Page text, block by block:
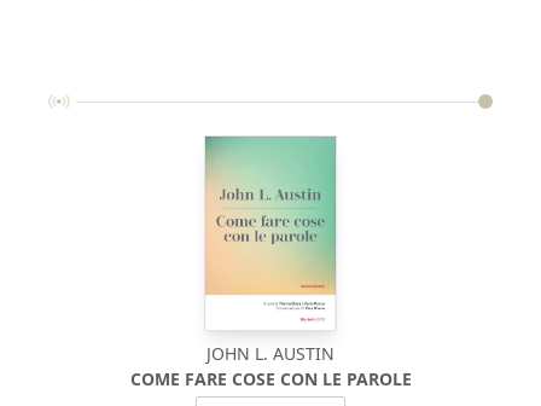
JOHN L. AUSTIN
COME FARE COSE CON LE PAROLE